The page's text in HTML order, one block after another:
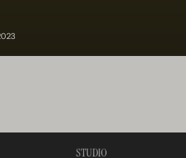
STUDIO